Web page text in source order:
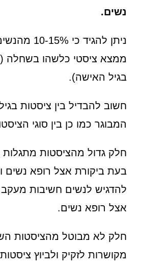
נשים.
ניתן להגיד
ממצא ציסטי כלשהו בשחלה
בגיל האישה).
חשוב להבדיל בין ציסטות
המבוגר כמו כן בין סוגי
חלק גדול מהציסטות מתגלות
בעת ביקורת אצל רופא נשים
להדגיש לנשים חשיבות מעקב
אצל רופא נשים.
חלק לא מבוטל מהציסטות
מקושרות לזקיק ולביוץ